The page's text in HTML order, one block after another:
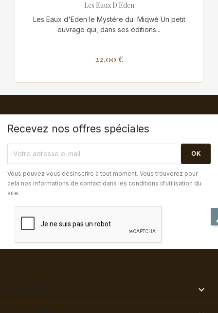
Les Eaux D'Eden
Les Eaux d'Eden le Mystére du Miqwé Un petit
ouvrage qui, dans ses éditions...
22,00 €
Recevez nos offres spéciales
Vous pouvez vous désinscrire à tout moment. Vous trouverez pour
cela nos informations de contact dans les conditions d'utilisation du
site.
